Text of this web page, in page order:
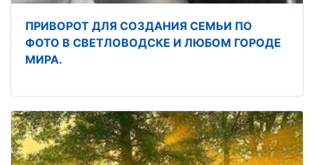
ПРИВОРОТ ДЛЯ СОЗДАНИЯ СЕМЬИ ПО
ФОТО В СВЕТЛОВОДСКЕ И ЛЮБОМ ГОРОДЕ
МИРА.